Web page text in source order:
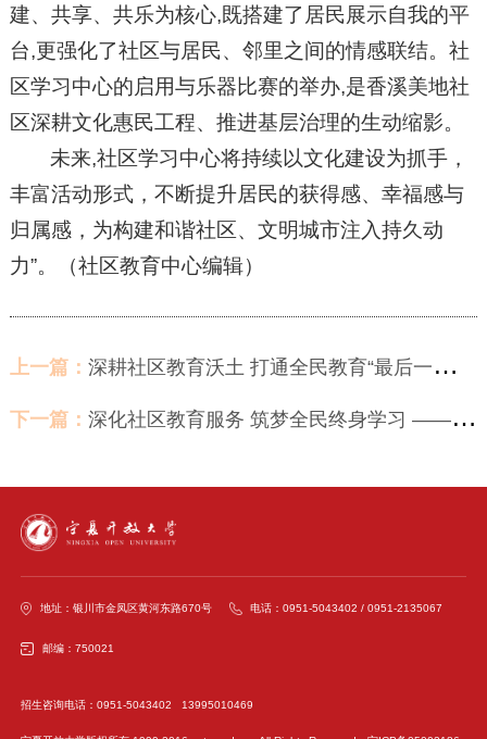
建、共享、共乐为核心,既搭建了居民展示自我的平
台,更强化了社区与居民、邻里之间的情感联结。社
区学习中心的启用与乐器比赛的举办,是香溪美地社
区深耕文化惠民工程、推进基层治理的生动缩影。
未来,社区学习中心将持续以文化建设为抓手，
丰富活动形式，不断提升居民的获得感、幸福感与
归属感，为构建和谐社区、文明城市注入持久动
力”。（社区教育中心编辑）
上一篇： 深耕社区教育沃土 打通全民教育“最后一公里” ——自治区社区教育示范点揭牌仪式成功举办
下一篇： 深化社区教育服务 筑梦全民终身学习 ——宁夏开放大学西吉社区学院成立及文艺汇报演出
地址：银川市金凤区黄河东路670号 电话：0951-5043402 / 0951-2135067
邮编：750021
招生咨询电话：0951-5043402 13995010469